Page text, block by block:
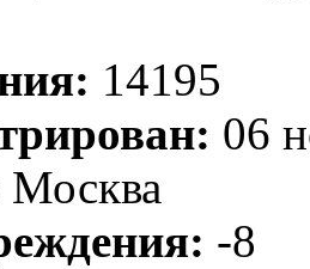
14195
06
Москва
-8